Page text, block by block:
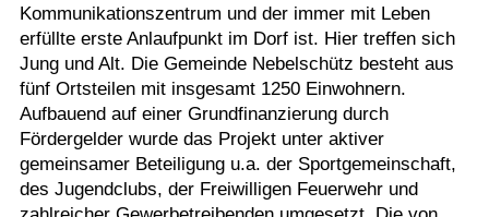
Kommunikationszentrum und der immer mit Leben
erfüllte erste Anlaufpunkt im Dorf ist. Hier treffen sich
Jung und Alt. Die Gemeinde Nebelschütz besteht aus
fünf Ortsteilen mit insgesamt 1250 Einwohnern.
Aufbauend auf einer Grundfinanzierung durch
Fördergelder wurde das Projekt unter aktiver
gemeinsamer Beteiligung u.a. der Sportgemeinschaft,
des Jugendclubs, der Freiwilligen Feuerwehr und